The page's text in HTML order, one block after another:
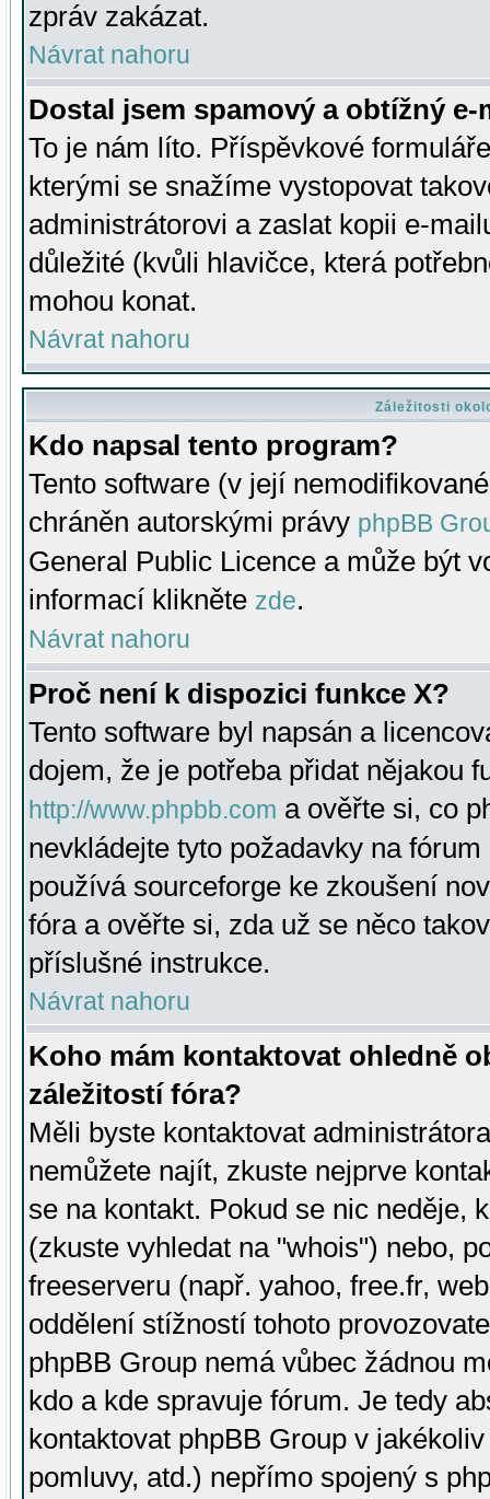
zpráv zakázat.
Návrat nahoru
Dostal jsem spamový a obtížný
To je nám líto. Příspěvkové
kterými se snažíme vystopovat
administrátorovi a zaslat kopii e-
důležité (kvůli hlavičce, která
mohou konat.
Návrat nahoru
Záležitosti
Kdo napsal tento program?
Tento software (v její
chráněn autorskými právy phpBB
General Public Licence a může být
informací klikněte zde.
Návrat nahoru
Proč není k dispozici funkce X?
Tento software byl napsán a
dojem, že je potřeba přidat nějakou
http://www.phpbb.com a ověřte si, co
nevkládejte tyto požadavky na
používá sourceforge ke zkoušení
fóra a ověřte si, zda už se něco
příslušné instrukce.
Návrat nahoru
Koho mám kontaktovat ohledně
záležitostí fóra?
Měli byste kontaktovat
nemůžete najít, zkuste nejprve
se na kontakt. Pokud se nic neděje,
(zkuste vyhledat na "whois") nebo,
freeserveru (např. yahoo, free.fr,
oddělení stížností tohoto
phpBB Group nemá vůbec žádnou
kdo a kde spravuje fórum. Je tedy
kontaktovat phpBB Group v
pomluvy, atd.) nepřímo spojený s